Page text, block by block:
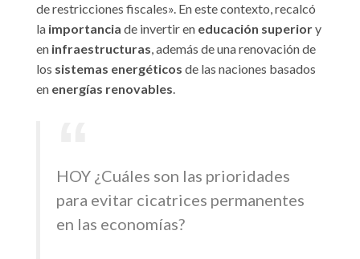
de restricciones fiscales». En este contexto, recalcó
la importancia de invertir en educación superiory
en infraestructuras, además de una renovación de
los sistemas energéticos de las naciones basados
en energías renovables.
HOY ¿Cuáles son las prioridades
para evitar cicatrices permanentes
en las economías?